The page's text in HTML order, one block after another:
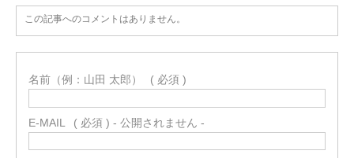
この記事へのコメントはありません。
名前（例：山田 太郎） ( 必須 )
E-MAIL ( 必須 ) - 公開されません -